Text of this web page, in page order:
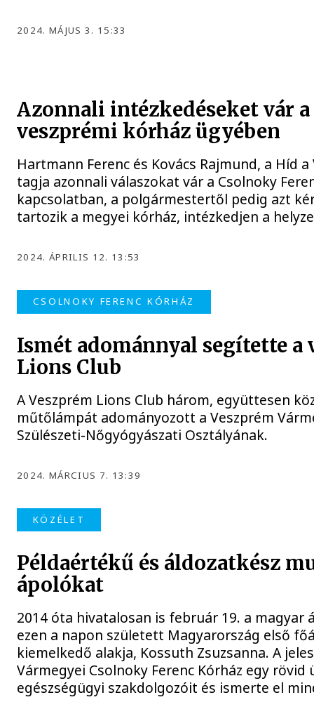
2024. MÁJUS 3. 15:33
Azonnali intézkedéseket vár
veszprémi kórház ügyében
Hartmann Ferenc és Kovács Rajmund, a Híd
tagja azonnali válaszokat vár a Csolnoky
kapcsolatban, a polgármestertől pedig azt
tartozik a megyei kórház, intézkedjen a
2024. ÁPRILIS 12. 13:53
CSOLNOKY FERENC KÓRHÁZ
Ismét adománnyal segítette a
Lions Club
A Veszprém Lions Club három, együttesen
műtőlámpát adományozott a Veszprém
Szülészeti-Nőgyógyászati Osztályának.
2024. MÁRCIUS 7. 13:39
KÖZÉLET
Példaértékű és áldozatkész
ápolókat
2014 óta hivatalosan is február 19. a magyar
ezen a napon született Magyarország első
kiemelkedő alakja, Kossuth Zsuzsanna. A
Vármegyei Csolnoky Ferenc Kórház egy
egészségügyi szakdolgozóit és ismerte el